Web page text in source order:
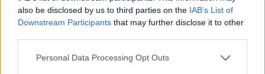
also be disclosed by us to third parties on the IAB’s List of
Downstream Participants that may further disclose it to other
Please note that this website/app uses one or more Google
Personal Data Processing Opt Outs
Ricevi le nostre ultime news
daGoogle News